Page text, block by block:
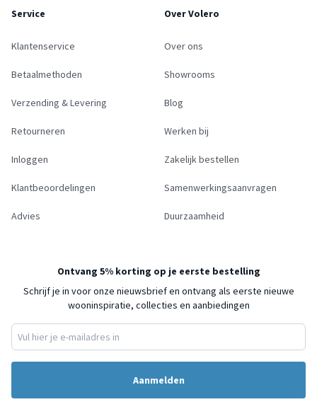
Service
Klantenservice
Betaalmethoden
Verzending & Levering
Retourneren
Inloggen
Klantbeoordelingen
Advies
Over Volero
Over ons
Showrooms
Blog
Werken bij
Zakelijk bestellen
Samenwerkingsaanvragen
Duurzaamheid
Ontvang 5% korting op je eerste bestelling
Schrijf je in voor onze nieuwsbrief en ontvang als eerste nieuwe
wooninspiratie, collecties en aanbiedingen
Aanmelden